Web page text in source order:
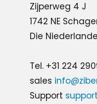
Zijperweg 4 J
1742 NE
Die Niederlande
Tel. +31 224
sales
Support